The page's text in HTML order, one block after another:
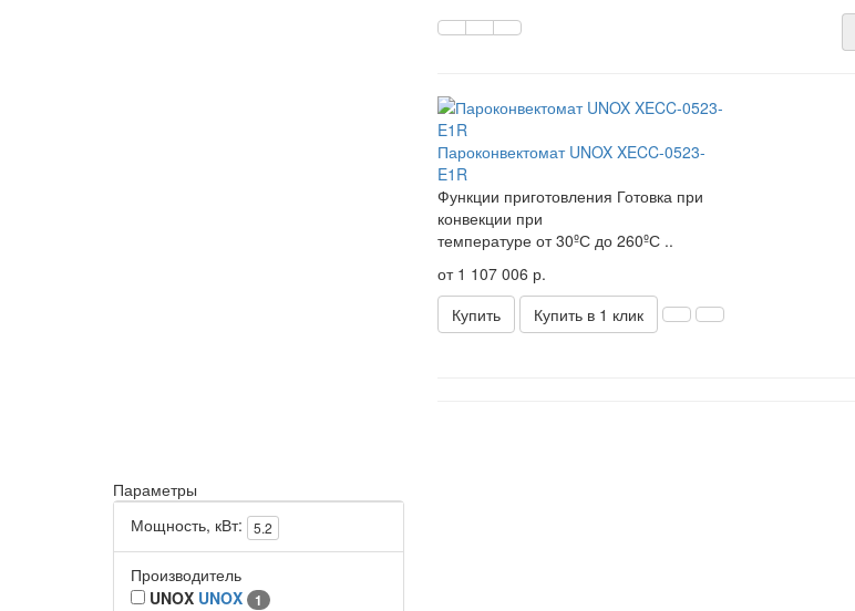
Параметры
Мощность, кВт:
5.2
Производитель
UNOX UNOX 1
Пароконвектомат UNOX XECC-0523-
E1R
Функции приготовления Готовка при
конвекции при
температуре от 30ºС до 260ºС ..
от 1 107 006 р.
Купить
Купить в 1 клик